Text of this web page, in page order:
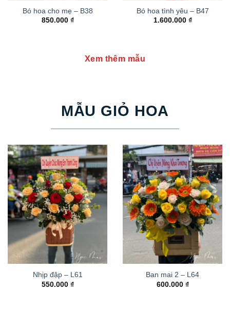
Bó hoa cho mẹ – B38
850.000 ₫
Bó hoa tình yêu – B47
1.600.000 ₫
Xem thêm mẫu
MẪU GIỎ HOA
Nhịp đập – L61
550.000 ₫
Ban mai 2 – L64
600.000 ₫